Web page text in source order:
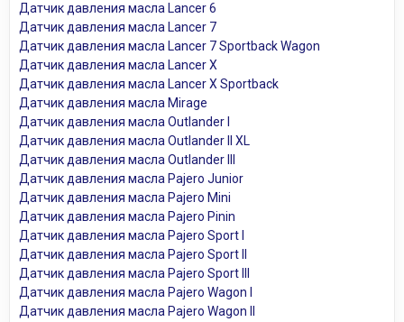
Датчик давления масла Lancer 6
Датчик давления масла Lancer 7
Датчик давления масла Lancer 7 Sportback Wagon
Датчик давления масла Lancer X
Датчик давления масла Lancer X Sportback
Датчик давления масла Mirage
Датчик давления масла Outlander I
Датчик давления масла Outlander II XL
Датчик давления масла Outlander III
Датчик давления масла Pajero Junior
Датчик давления масла Pajero Mini
Датчик давления масла Pajero Pinin
Датчик давления масла Pajero Sport I
Датчик давления масла Pajero Sport II
Датчик давления масла Pajero Sport III
Датчик давления масла Pajero Wagon I
Датчик давления масла Pajero Wagon II